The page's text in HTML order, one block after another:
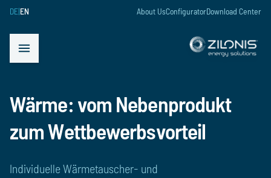
DE|EN About UsConfiguratorDownload Center
Open menu
Wärme: vom Nebenprodukt
zum Wettbewerbsvorteil
Individuelle Wärmetauscher- und